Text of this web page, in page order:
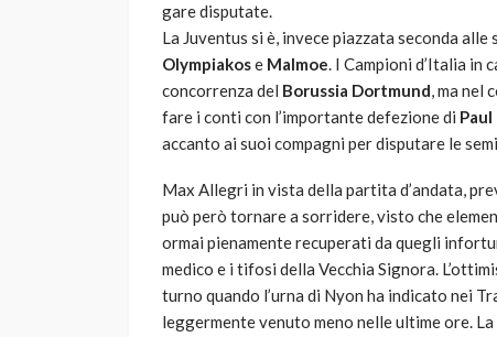
gare disputate.
La Juventus si è, invece piazzata seconda alle
Olympiakose Malmoe. I Campioni d’Italia in
concorrenza del Borussia Dortmund, ma nel
fare i conti con l’importante defezione di Paul
accanto ai suoi compagni per disputare le
Max Allegri in vista della partita d’andata,
può però tornare a sorridere, visto che
ormai pienamente recuperati da quegli
medico e i tifosi della Vecchia Signora.
turno quando l’urna di Nyon ha indicato nei
leggermente venuto meno nelle ultime ore.